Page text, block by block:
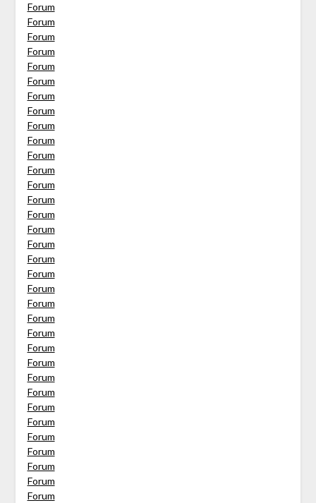
Forum
Forum
Forum
Forum
Forum
Forum
Forum
Forum
Forum
Forum
Forum
Forum
Forum
Forum
Forum
Forum
Forum
Forum
Forum
Forum
Forum
Forum
Forum
Forum
Forum
Forum
Forum
Forum
Forum
Forum
Forum
Forum
Forum
Forum